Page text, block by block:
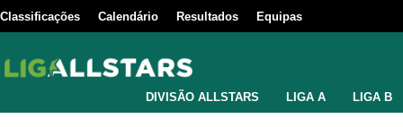
Classificações Calendário Resultados Equipas
DIVISÃO ALLSTARS LIGA A LIGA B